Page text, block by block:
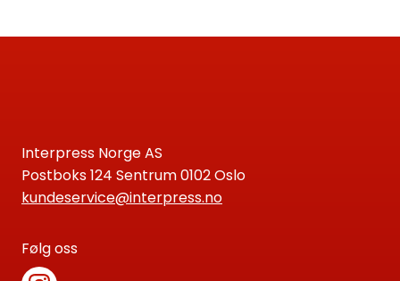
Interpress Norge AS
Postboks 124 Sentrum 0102 Oslo
kundeservice@interpress.no
Følg oss